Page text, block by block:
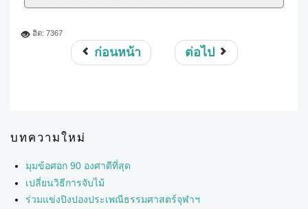
ฮิต: 7367
ก่อนหน้า ต่อไป
บทความใหม่
มุมข้อศอก 90 องศาดีที่สุด
เปลี่ยนวิธีการจับไม้
ร่วมแข่งปิงปองประเพณีธรรมศาสตร์จุฬาฯ